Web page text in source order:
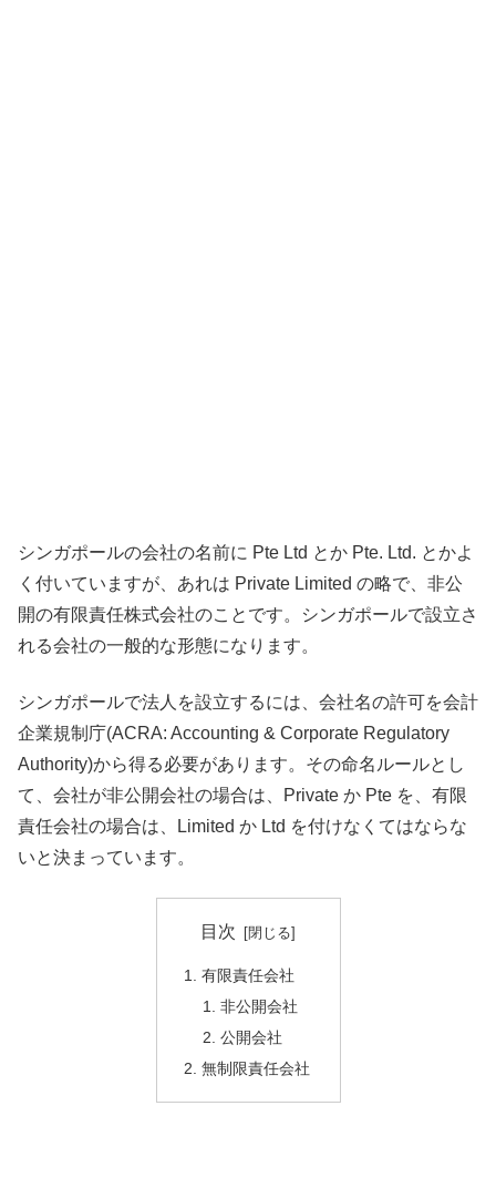
シンガポールの会社の名前に Pte Ltd とか Pte. Ltd. とかよ
く付いていますが、あれは Private Limited の略で、非公
開の有限責任株式会社のことです。シンガポールで設立さ
れる会社の一般的な形態になります。
シンガポールで法人を設立するには、会社名の許可を会計
企業規制庁(ACRA: Accounting & Corporate Regulatory
Authority)から得る必要があります。その命名ルールとし
て、会社が非公開会社の場合は、Private か Pte を、有限
責任会社の場合は、Limited か Ltd を付けなくてはならな
いと決まっています。
目次
有限責任会社
非公開会社
公開会社
無制限責任会社